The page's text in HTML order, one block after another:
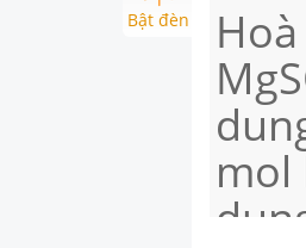
Bật đèn
mol